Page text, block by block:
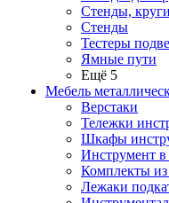
Стенды,
Стенды
Тестеры
Ямные пути
Ещё 5
Мебель
Верстаки
Тележки
Шкафы
Инструмент
Комплекты
Лежаки